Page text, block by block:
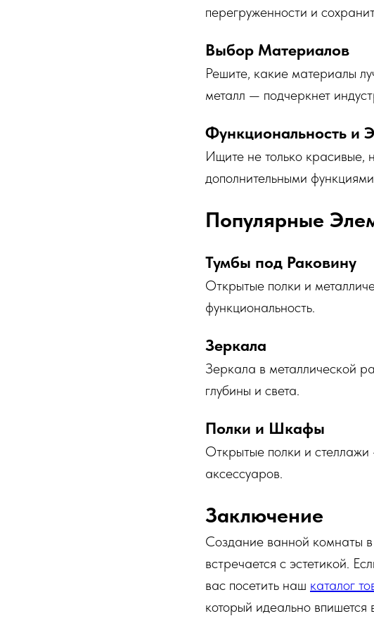
перегруженности и
Выбор Материалов
Решите, какие материалы
металл — подчеркнет
Функциональность и
Ищите не только
дополнительными
Популярные
Тумбы под Раковину
Открытые полки и
функциональность.
Зеркала
Зеркала в металлической
глубины и света.
Полки и Шкафы
Открытые полки и
аксессуаров.
Заключение
Создание ванной комнаты в
встречается с эстетикой.
вас посетить наш каталог
который идеально впишется